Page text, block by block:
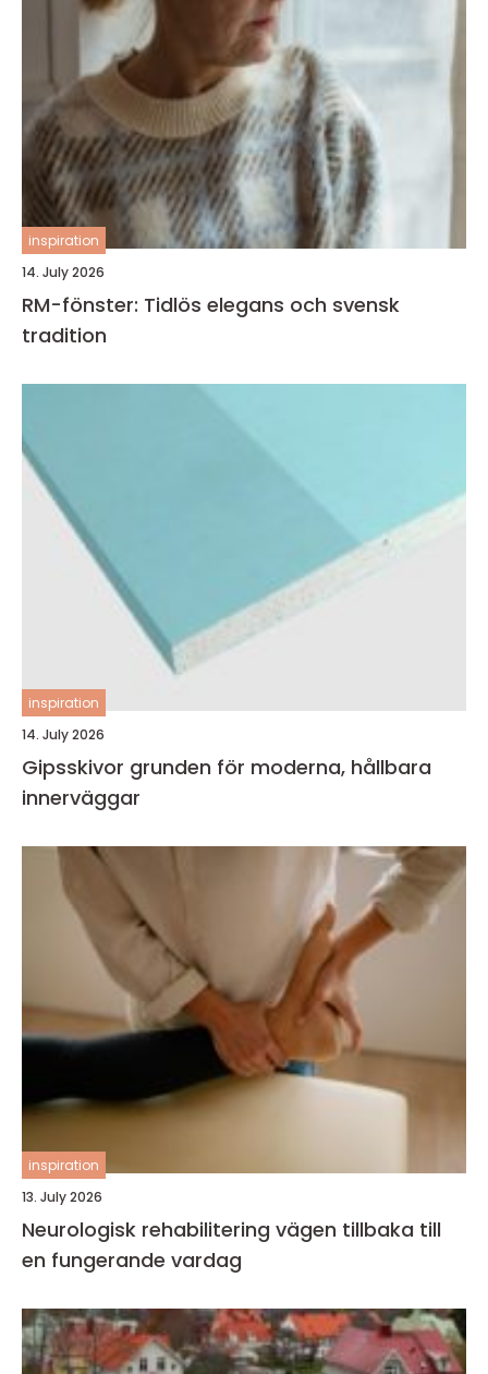
inspiration
14. July 2026
RM-fönster: Tidlös elegans och svensk
tradition
inspiration
14. July 2026
Gipsskivor grunden för moderna, hållbara
innerväggar
inspiration
13. July 2026
Neurologisk rehabilitering vägen tillbaka till
en fungerande vardag